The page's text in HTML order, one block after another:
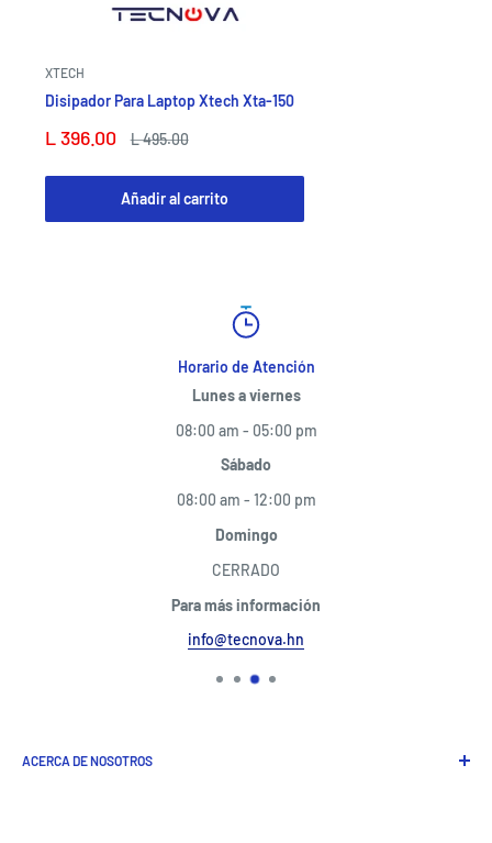
XTECH
Disipador Para Laptop Xtech Xta-150
Precio
venta
L 396.00
Precio
L 495.00
Añadir al carrito
Horario de Atención
Lunes a viernes
08:00 am - 05:00 pm
Sábado
08:00 am - 12:00 pm
Domingo
CERRADO
Para más información
info@tecnova.hn
ACERCA DE NOSOTROS